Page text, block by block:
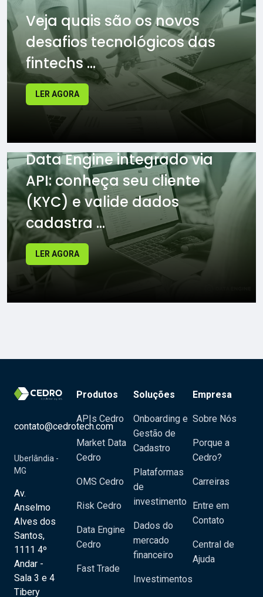
Veja quais são os novos
desafios tecnológicos das
fintechs ...
LER AGORA
Data Engine integrado via
API: conheça seu cliente
(KYC) e valide dados
cadastra ...
LER AGORA
contato@cedrotech.com
Uberlândia -
MG
Av.
Anselmo
Alves dos
Santos,
1111 4º
Andar -
Sala 3 e 4
Tibery
Produtos
APIs Cedro
Market Data
Cedro
OMS Cedro
Risk Cedro
Data Engine
Cedro
Fast Trade
Soluções
Onboarding e
Gestão de
Cadastro
Plataformas
de
investimento
Dados do
mercado
financeiro
Investimentos
Empresa
Sobre Nós
Porque a
Cedro?
Carreiras
Entre em
Contato
Central de
Ajuda